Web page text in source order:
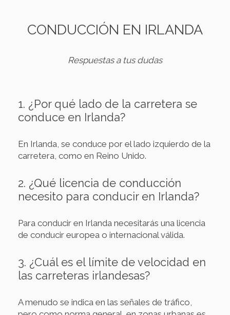
CONDUCCIÓN EN IRLANDA
Respuestas a tus dudas
1. ¿Por qué lado de la carretera se
conduce en Irlanda?
En Irlanda, se conduce por el lado izquierdo de la
carretera, como en Reino Unido.
2. ¿Qué licencia de conducción
necesito para conducir en Irlanda?
Para conducir en Irlanda necesitarás una licencia
de conducir europea o internacional válida.
3. ¿Cuál es el límite de velocidad en
las carreteras irlandesas?
A menudo se indica en las señales de tráfico,